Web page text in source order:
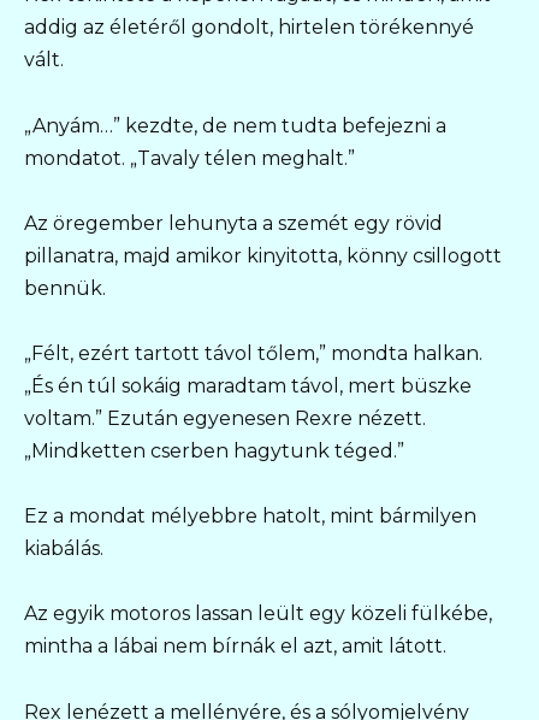
addig az életéről gondolt, hirtelen törékennyé
vált.
„Anyám…” kezdte, de nem tudta befejezni a
mondatot. „Tavaly télen meghalt.”
Az öregember lehunyta a szemét egy rövid
pillanatra, majd amikor kinyitotta, könny csillogott
bennük.
„Félt, ezért tartott távol tőlem,” mondta halkan.
„És én túl sokáig maradtam távol, mert büszke
voltam.” Ezután egyenesen Rexre nézett.
„Mindketten cserben hagytunk téged.”
Ez a mondat mélyebbre hatolt, mint bármilyen
kiabálás.
Az egyik motoros lassan leült egy közeli fülkébe,
mintha a lábai nem bírnák el azt, amit látott.
Rex lenézett a mellényére, és a sólyomjelvény